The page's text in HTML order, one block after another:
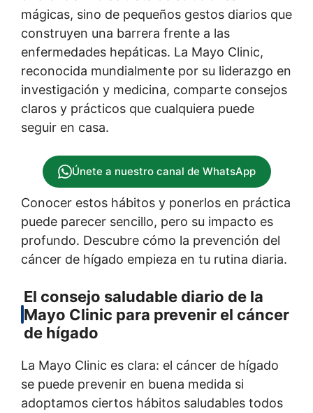
mágicas, sino de pequeños gestos diarios que
construyen una barrera frente a las
enfermedades hepáticas. La Mayo Clinic,
reconocida mundialmente por su liderazgo en
investigación y medicina, comparte consejos
claros y prácticos que cualquiera puede
seguir en casa.
Únete a nuestro canal de WhatsApp
Conocer estos hábitos y ponerlos en práctica
puede parecer sencillo, pero su impacto es
profundo. Descubre cómo la prevención del
cáncer de hígado empieza en tu rutina diaria.
El consejo saludable diario de la
Mayo Clinic para prevenir el cáncer
de hígado
La Mayo Clinic es clara: el cáncer de hígado
se puede prevenir en buena medida si
adoptamos ciertos hábitos saludables todos